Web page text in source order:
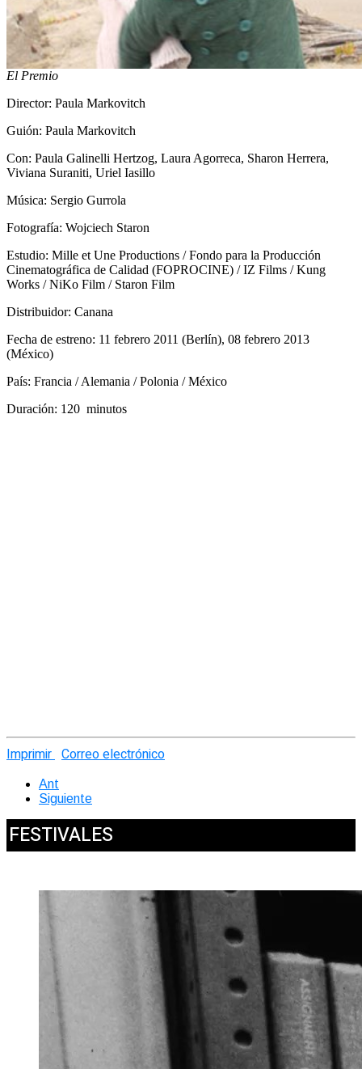
El Premio
Director: Paula Markovitch
Guión: Paula Markovitch
Con: Paula Galinelli Hertzog, Laura Agorreca, Sharon Herrera,
Viviana Suraniti, Uriel Iasillo
Música: Sergio Gurrola
Fotografía: Wojciech Staron
Estudio: Mille et Une Productions / Fondo para la Producción
Cinematográfica de Calidad (FOPROCINE) / IZ Films / Kung
Works / NiKo Film / Staron Film
Distribuidor: Canana
Fecha de estreno: 11 febrero 2011 (Berlín), 08 febrero 2013
(México)
País: Francia / Alemania / Polonia / México
Duración: 120 minutos
Imprimir Correo electrónico
Ant
Siguiente
FESTIVALES